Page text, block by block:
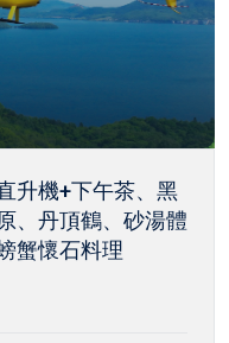
升機+下午茶、黑
、丹頂鶴、砂湯體
蟹懷石料理